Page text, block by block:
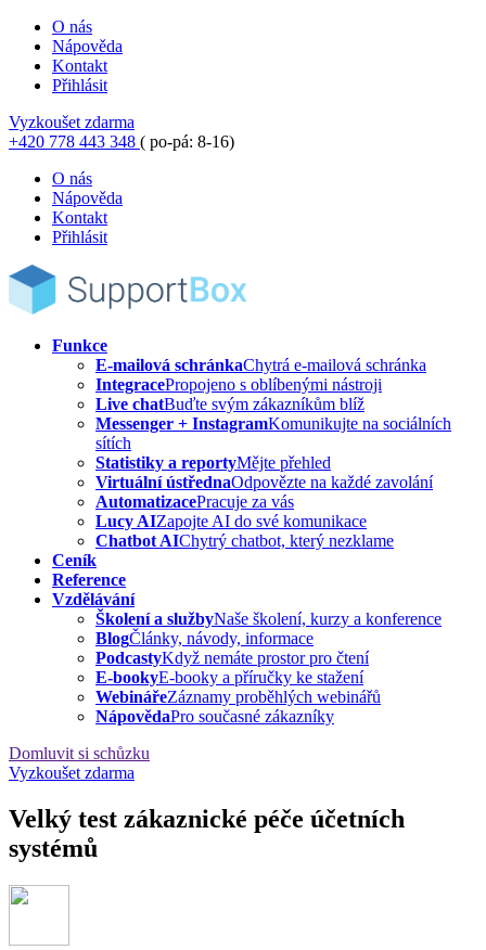
O nás
Nápověda
Kontakt
Přihlásit
Vyzkoušet zdarma
+420 778 443 348 ( po-pá: 8-16)
O nás
Nápověda
Kontakt
Přihlásit
Funkce
E-mailová schránkaChytrá e-mailová schránka
IntegracePropojeno s oblíbenými nástroji
Live chatBuďte svým zákazníkům blíž
Messenger + InstagramKomunikujte na sociálních
sítích
Statistiky a reportyMějte přehled
Virtuální ústřednaOdpovězte na každé zavolání
AutomatizacePracuje za vás
Lucy AIZapojte AI do své komunikace
Chatbot AIChytrý chatbot, který nezklame
Ceník
Reference
Vzdělávání
Školení a službyNaše školení, kurzy a konference
BlogČlánky, návody, informace
PodcastyKdyž nemáte prostor pro čtení
E-bookyE-booky a příručky ke stažení
WebinářeZáznamy proběhlých webinářů
NápovědaPro současné zákazníky
Domluvit si schůzku
Vyzkoušet zdarma
Velký test zákaznické péče účetních
systémů